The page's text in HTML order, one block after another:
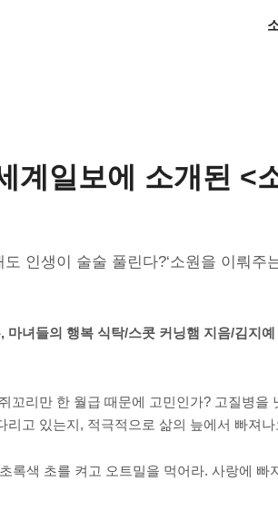
계일보에 소개된 <
인생이 술술 풀린다?‘소원을 이뤄주
녀들의 행복 식탁/스콧 커닝햄 지음/김지예
꼬리만 한 월급 때문에 고민인가? 고질병
리고 있는지, 적극적으로 삶의 늪에서 빠져
록색 초를 켜고 오트밀을 먹어라. 사랑에